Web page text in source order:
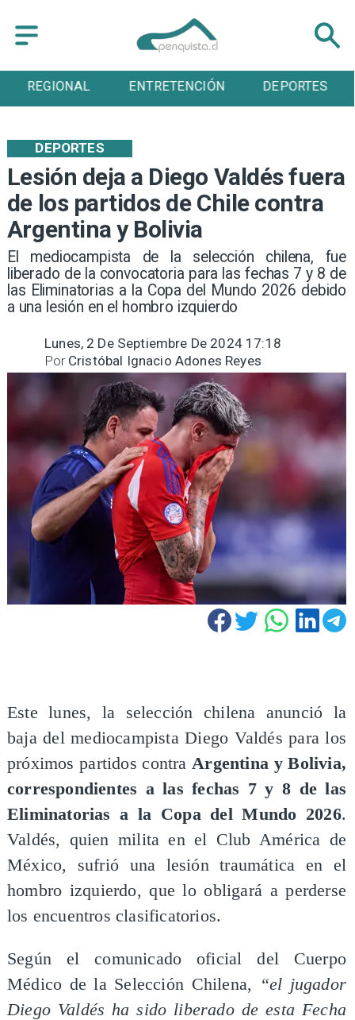
ENTRETENCIÓN DEPORTES CULTURA
Lesión deja a Diego Valdés fuera
de los partidos de Chile contra
Argentina y Bolivia
El mediocampista de la selección chilena, fue
liberado de la convocatoria para las fechas 7 y 8 de
las Eliminatorias a la Copa del Mundo 2026 debido
a una lesión en el hombro izquierdo
DEPORTES
Lunes, 2 De Septiembre De 2024 17:18
Cristóbal Ignacio Adones Reyes
Por
Este lunes, la selección chilena anunció la
baja del mediocampista Diego Valdés para los
próximos partidos contraArgentina y Bolivia,
correspondientes a las fechas 7 y 8 de las
Eliminatorias a la Copa del Mundo 2026.
Valdés, quien milita en el Club América de
México, sufrió una lesión traumática en el
hombro izquierdo, que lo obligará a perderse
los encuentros clasificatorios.
Según el comunicado oficial del Cuerpo
Médico de la Selección Chilena,
“el jugador
Diego Valdés ha sido liberado de esta Fecha